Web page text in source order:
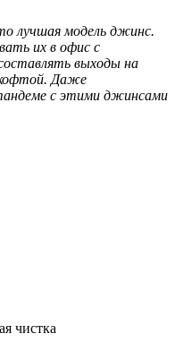
лучшая модель джинс.
их в офис с
выходы на
Даже
с этими джинсами
чистка